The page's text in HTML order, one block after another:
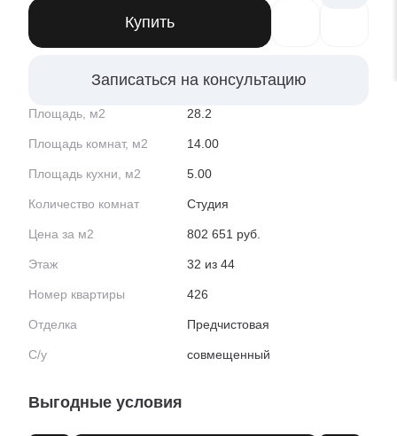
Купить
Записаться на консультацию
Площадь, м2 28.2
Площадь комнат, м2 14.00
Площадь кухни, м2 5.00
Количество комнат Студия
Цена за м2 802 651 руб.
Этаж 32 из 44
Номер квартиры 426
Отделка Предчистовая
С/у совмещенный
Выгодные условия